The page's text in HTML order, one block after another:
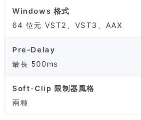
Windows 格式
64 位元 VST2、VST3、AAX
Pre-Delay
最長 500ms
Soft-Clip 限制器風格
兩種